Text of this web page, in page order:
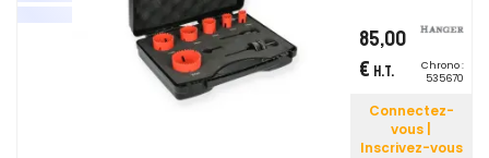
85,00
€ H.T.
Chrono :
535670
Connectez-
vous |
Inscrivez-vous